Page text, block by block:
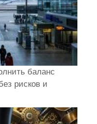
баланс
рисков и